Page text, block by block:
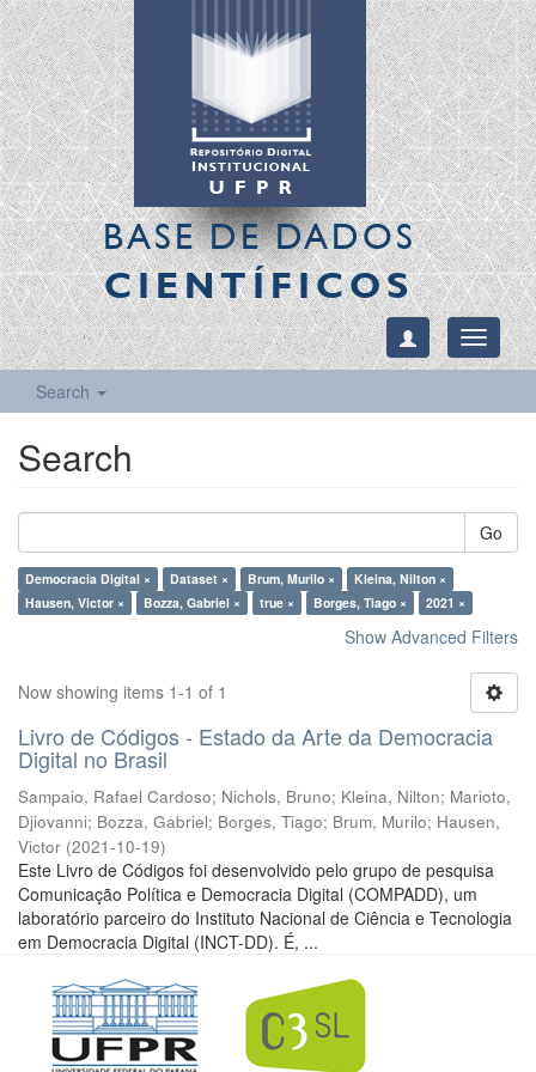
BASE DE DADOS
CIENTÍFICOS
Toggle
Search
Search
Go
Democracia Digital × Dataset × Brum, Murilo ×
Kleina, Nilton ×
Hausen, Victor ×
Bozza, Gabriel × true × Borges, Tiago × 2021 ×
Show Advanced Filters
Now showing items 1-1 of 1
Livro de Códigos - Estado da Arte da Democracia
Digital no Brasil
Sampaio, Rafael Cardoso; Nichols, Bruno; Kleina, Nilton; Marioto,
Djiovanni; Bozza, Gabriel; Borges, Tiago; Brum, Murilo; Hausen,
Victor (2021-10-19)
Este Livro de Códigos foi desenvolvido pelo grupo de pesquisa
Comunicação Política e Democracia Digital (COMPADD), um
laboratório parceiro do Instituto Nacional de Ciência e Tecnologia
em Democracia Digital (INCT-DD). É, ...